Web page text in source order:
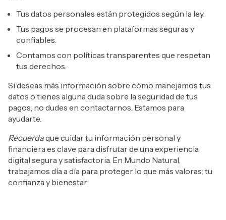
Tus datos personales están protegidos según la ley.
Tus pagos se procesan en plataformas seguras y
confiables.
Contamos con políticas transparentes que respetan
tus derechos.
Si deseas más información sobre cómo manejamos tus
datos o tienes alguna duda sobre la seguridad de tus
pagos, no dudes en contactarnos. Estamos para
ayudarte.
Recuerdaque cuidar tu información personal y
financiera es clave para disfrutar de una experiencia
digital segura y satisfactoria. En Mundo Natural,
trabajamos día a día para proteger lo que más valoras: tu
confianza y bienestar.